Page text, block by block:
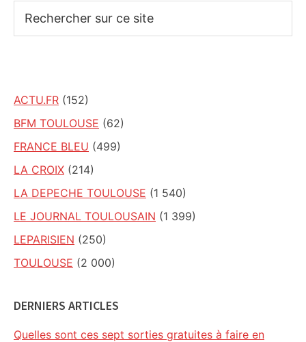
sur
ACTU.FR (152)
BFM TOULOUSE (62)
FRANCE BLEU (499)
LA CROIX (214)
LA DEPECHE TOULOUSE (1 540)
LE JOURNAL TOULOUSAIN (1 399)
LEPARISIEN (250)
TOULOUSE (2 000)
DERNIERS ARTICLES
Quelles sont ces sept sorties gratuites à faire en